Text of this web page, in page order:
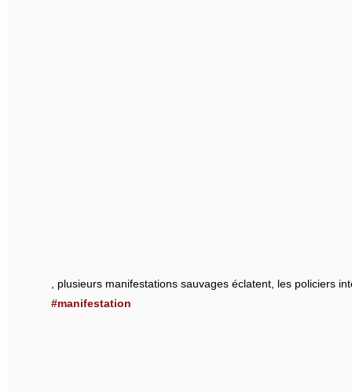
, plusieurs manifestations sauvages éclatent, les policiers
#manifestation